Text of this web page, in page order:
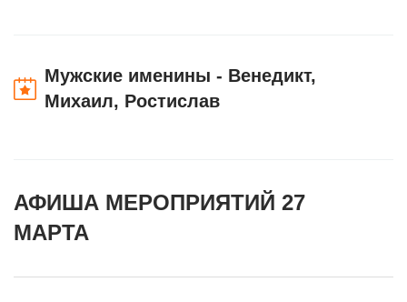
Мужские именины - Венедикт,
Михаил, Ростислав
АФИША МЕРОПРИЯТИЙ 27
МАРТА